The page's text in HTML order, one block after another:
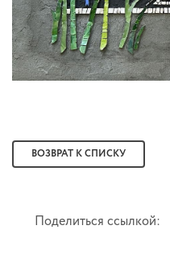
ВОЗВРАТ К СПИСКУ
Поделиться ссылкой: